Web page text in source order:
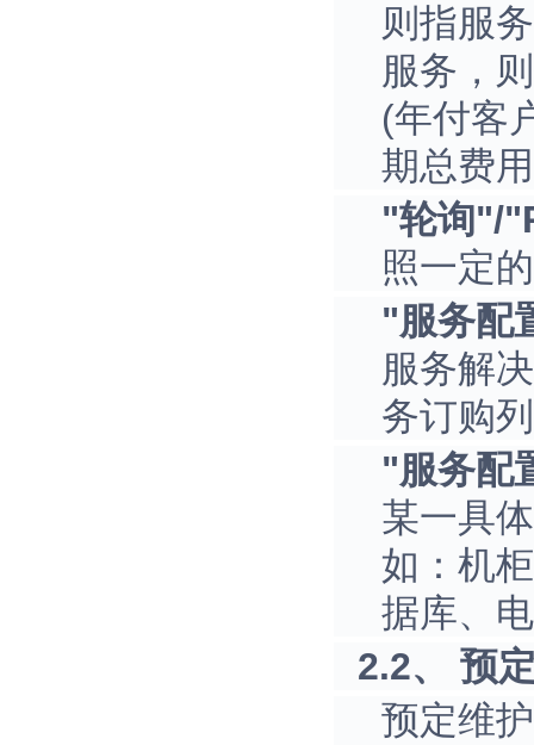
则指服
服务，
(年付客
期总费
"轮询"/
照一定
"服务配
服务解
务订购
"服务配
某一具
如：机
据库、
2.2、 预
预定维